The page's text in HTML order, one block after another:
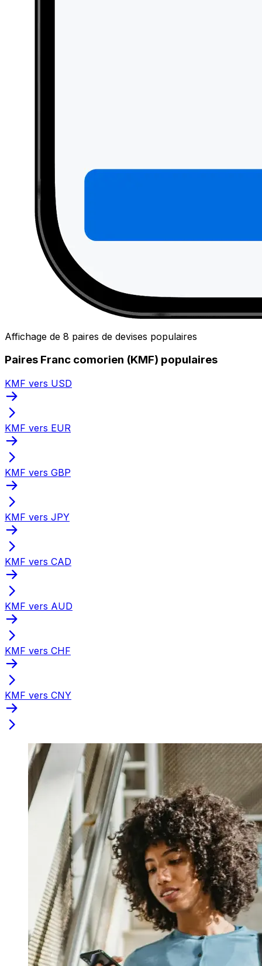
Affichage de 8 paires de devises populaires
Paires Franc comorien (KMF) populaires
KMF vers USD
KMF vers EUR
KMF vers GBP
KMF vers JPY
KMF vers CAD
KMF vers AUD
KMF vers CHF
KMF vers CNY